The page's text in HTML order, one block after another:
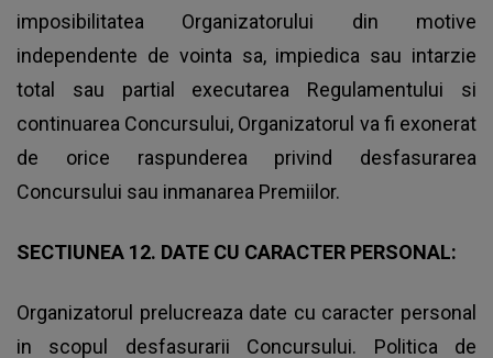
imposibilitatea Organizatorului din motive
independente de vointa sa, impiedica sau intarzie
total sau partial executarea Regulamentului si
continuarea Concursului, Organizatorul va fi exonerat
de orice raspunderea privind desfasurarea
Concursului sau inmanarea Premiilor.
SECTIUNEA 12. DATE CU CARACTER PERSONAL:
Organizatorul prelucreaza date cu caracter personal
in scopul desfasurarii Concursului. Politica de